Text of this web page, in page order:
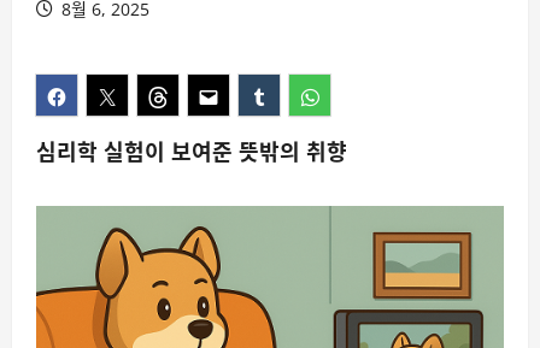
8월 6, 2025
심리학 실험이 보여준 뜻밖의 취향